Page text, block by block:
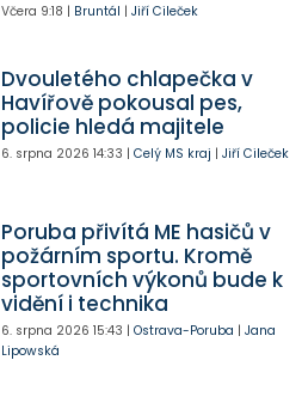
Včera 9:18 | Bruntál | Jiří Cileček
Dvouletého chlapečka v
Havířově pokousal pes,
policie hledá majitele
6. srpna 2026 14:33 | Celý MS kraj | Jiří Cileček
Poruba přivítá ME hasičů v
požárním sportu. Kromě
sportovních výkonů bude k
vidění i technika
6. srpna 2026 15:43 | Ostrava-Poruba | Jana
Lipowská